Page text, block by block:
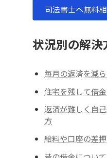
司法書士へ無料
状況別の解決
毎月の返済を減
住宅を残して借
返済が難しく自
方
給料や口座の差